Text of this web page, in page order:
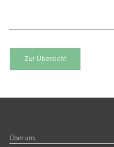
Zur Übersicht
Über uns